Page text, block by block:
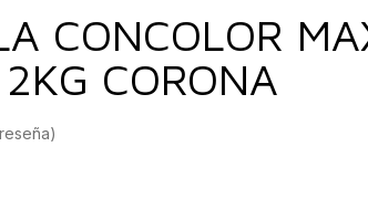
CONCOLOR
CORONA